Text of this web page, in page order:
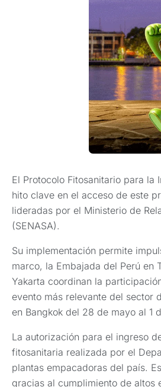
El Protocolo Fitosanitario para la
hito clave en el acceso de este
lideradas por el Ministerio de
(SENASA).
Su implementación permite
marco, la Embajada del Perú en
Yakarta coordinan la
evento más relevante del sector
en Bangkok del 28 de mayo al 1
La autorización para el ingreso
fitosanitaria realizada por el
plantas empacadoras del país.
gracias al cumplimiento de altos